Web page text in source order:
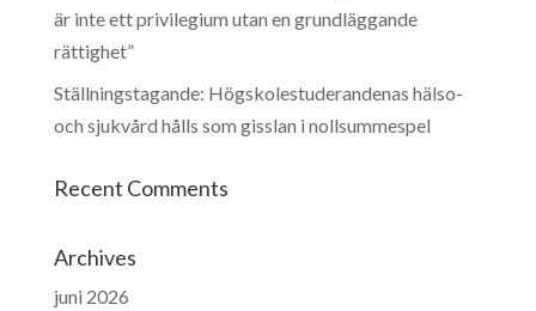
är inte ett privilegium utan en grundläggande
rättighet”
Ställningstagande: Högskolestuderandenas hälso-
och sjukvård hålls som gisslan i nollsummespel
Recent Comments
Archives
juni 2026